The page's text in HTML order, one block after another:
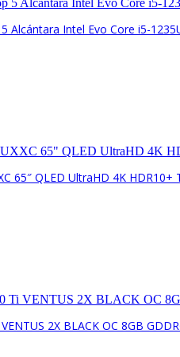
Alcántara Intel Evo Core i5-
65″ QLED UltraHD 4K HDR10+
2X BLACK OC 8GB